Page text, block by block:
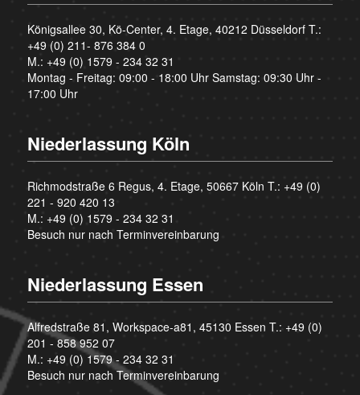
Königsallee 30, Kö-Center, 4. Etage, 40212 Düsseldorf T.:
+49 (0) 211- 876 384 0
M.: +49 (0) 1579 - 234 32 31
Montag - Freitag: 09:00 - 18:00 Uhr Samstag: 09:30 Uhr -
17:00 Uhr
Niederlassung Köln
Richmodstraße 6 Regus, 4. Etage, 50667 Köln T.: +49 (0)
221 - 920 420 13
M.: +49 (0) 1579 - 234 32 31
Besuch nur nach Terminvereinbarung
Niederlassung Essen
Alfredstraße 81, Workspace-a81, 45130 Essen T.: +49 (0)
201 - 858 952 07
M.: +49 (0) 1579 - 234 32 31
Besuch nur nach Terminvereinbarung